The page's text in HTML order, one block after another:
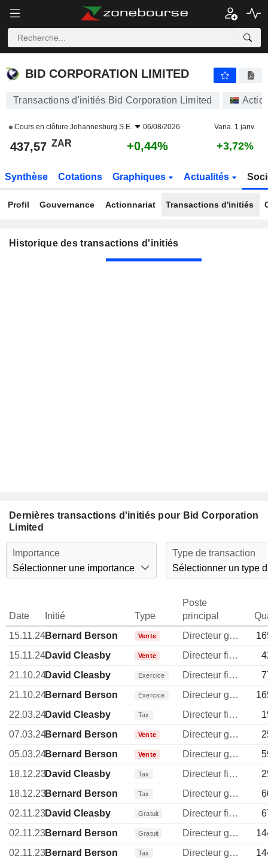
BID CORPORATION LIMITED
BID CORPORATION LIMITED
Transactions d'initiés Bid Corporation Limited
Cours en clôture Johannesburg S.E. 06/08/2026 Varia. 1 janv.
437,57 ZAR +0,44% +3,72%
Synthèse Cotations Graphiques Actualités
Profil Gouvernance Actionnariat Transactions d'initiés
Historique des transactions d'initiés
Dernières transactions d'initiés pour Bid Corporation
Limited
Importance
Sélectionner une importance
Type de transaction
Sélectionner un type
Date Initié Type
Poste
principal
15.11.24Bernard Berson Vente Directeur general
15.11.24David Cleasby Vente Directeur financier
21.10.24David Cleasby Exercice Directeur financier
21.10.24Bernard Berson Exercice Directeur general
22.03.24David Cleasby Tax Directeur financier
07.03.24Bernard Berson Vente Directeur general
05.03.24Bernard Berson Vente Directeur general
18.12.23David Cleasby Tax Directeur financier
18.12.23Bernard Berson Tax Directeur general
02.11.23David Cleasby Gratuit Directeur financier
02.11.23Bernard Berson Gratuit Directeur general
02.11.23Bernard Berson Tax Directeur general